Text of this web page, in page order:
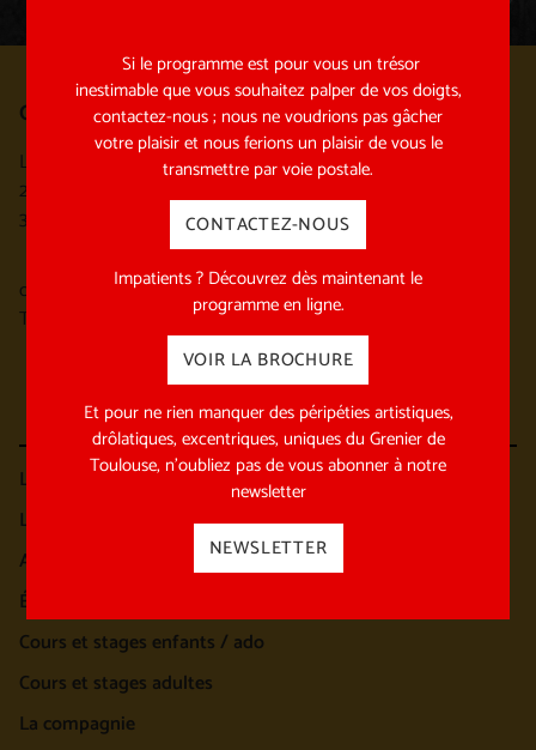
Où nous trouver ?
La Maison du Grenier
2 rue George Sand
31170 Tournefeuille
contact@grenierdetoulouse.fr
Tel : 05 31 22 10 15
Les spectacles
Les spectacles en tournée
Archives des spectacles
École et équipe pédagogique
Cours et stages enfants / ado
Cours et stages adultes
La compagnie
Si le programme est pour vous un trésor
inestimable que vous souhaitez palper de vos doigts,
contactez-nous ; nous ne voudrions pas gâcher
votre plaisir et nous ferions un plaisir de vous le
transmettre par voie postale.
CONTACTEZ-NOUS
Impatients ? Découvrez dès maintenant le
programme en ligne.
VOIR LA BROCHURE
Et pour ne rien manquer des péripéties artistiques,
drôlatiques, excentriques, uniques du Grenier de
Toulouse, n’oubliez pas de vous abonner à notre
newsletter
NEWSLETTER